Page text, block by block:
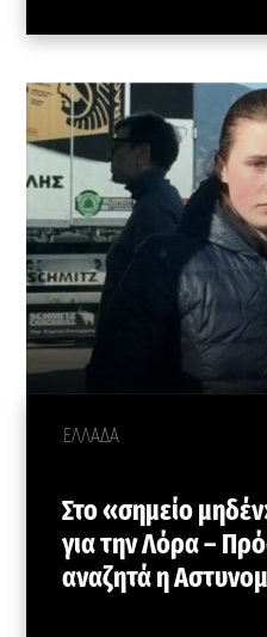
ΕΛΛΑΔΑ
Στο «σημείο
για την Λόρα –
αναζητά η